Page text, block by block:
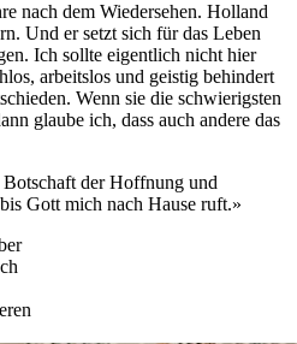
nach dem Wiedersehen. Holland
Und er setzt sich für das Leben
Ich sollte eigentlich nicht hier
arbeitslos und geistig behindert
Wenn sie die schwierigsten
glaube ich, dass auch andere das
der Hoffnung und
Gott mich nach Hause ruft.»